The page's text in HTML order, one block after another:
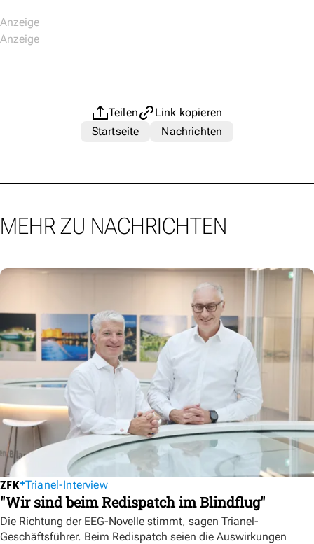
Teilen
Link kopieren
Startseite
Nachrichten
MEHR ZU NACHRICHTEN
Trianel-Interview
"Wir sind beim Redispatch im Blindflug"
Die Richtung der EEG-Novelle stimmt, sagen Trianel-
Geschäftsführer. Beim Redispatch seien die Auswirkungen